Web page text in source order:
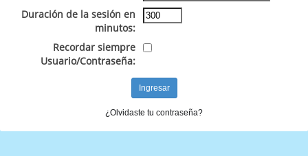
Duración de la sesión en
minutos:
Recordar siempre
Usuario/Contraseña:
¿Olvidaste tu contraseña?